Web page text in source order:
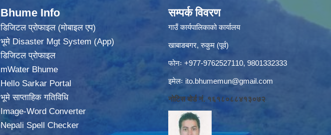
Bhume Info
डिजिटल प्रोफाइल (मोबाइल एप)
भूमे Disaster Mgt System (App)
डिजिटल प्रोफाइल
mWater Bhume
Hello Sarkar Portal
भूमे साप्ताहिक गतिविधि
Image-Word Converter
Nepali Spell Checker
सम्पर्क विवरण
गाउँ कार्यपालिकाको कार्यालय
खाबाङबगर, रुकुम (पूर्व)
फोनः +977-9762527110, 9801332333
इमेलः ito.bhumemun@gmail.com
नोटिस बोर्ड नं. १६१८०८८४१३०७२